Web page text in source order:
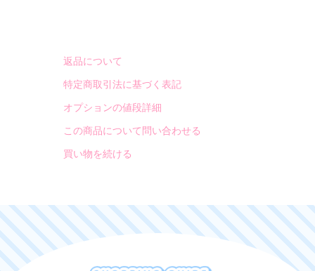
返品について
特定商取引法に基づく表記
オプションの値段詳細
この商品について問い合わせる
買い物を続ける